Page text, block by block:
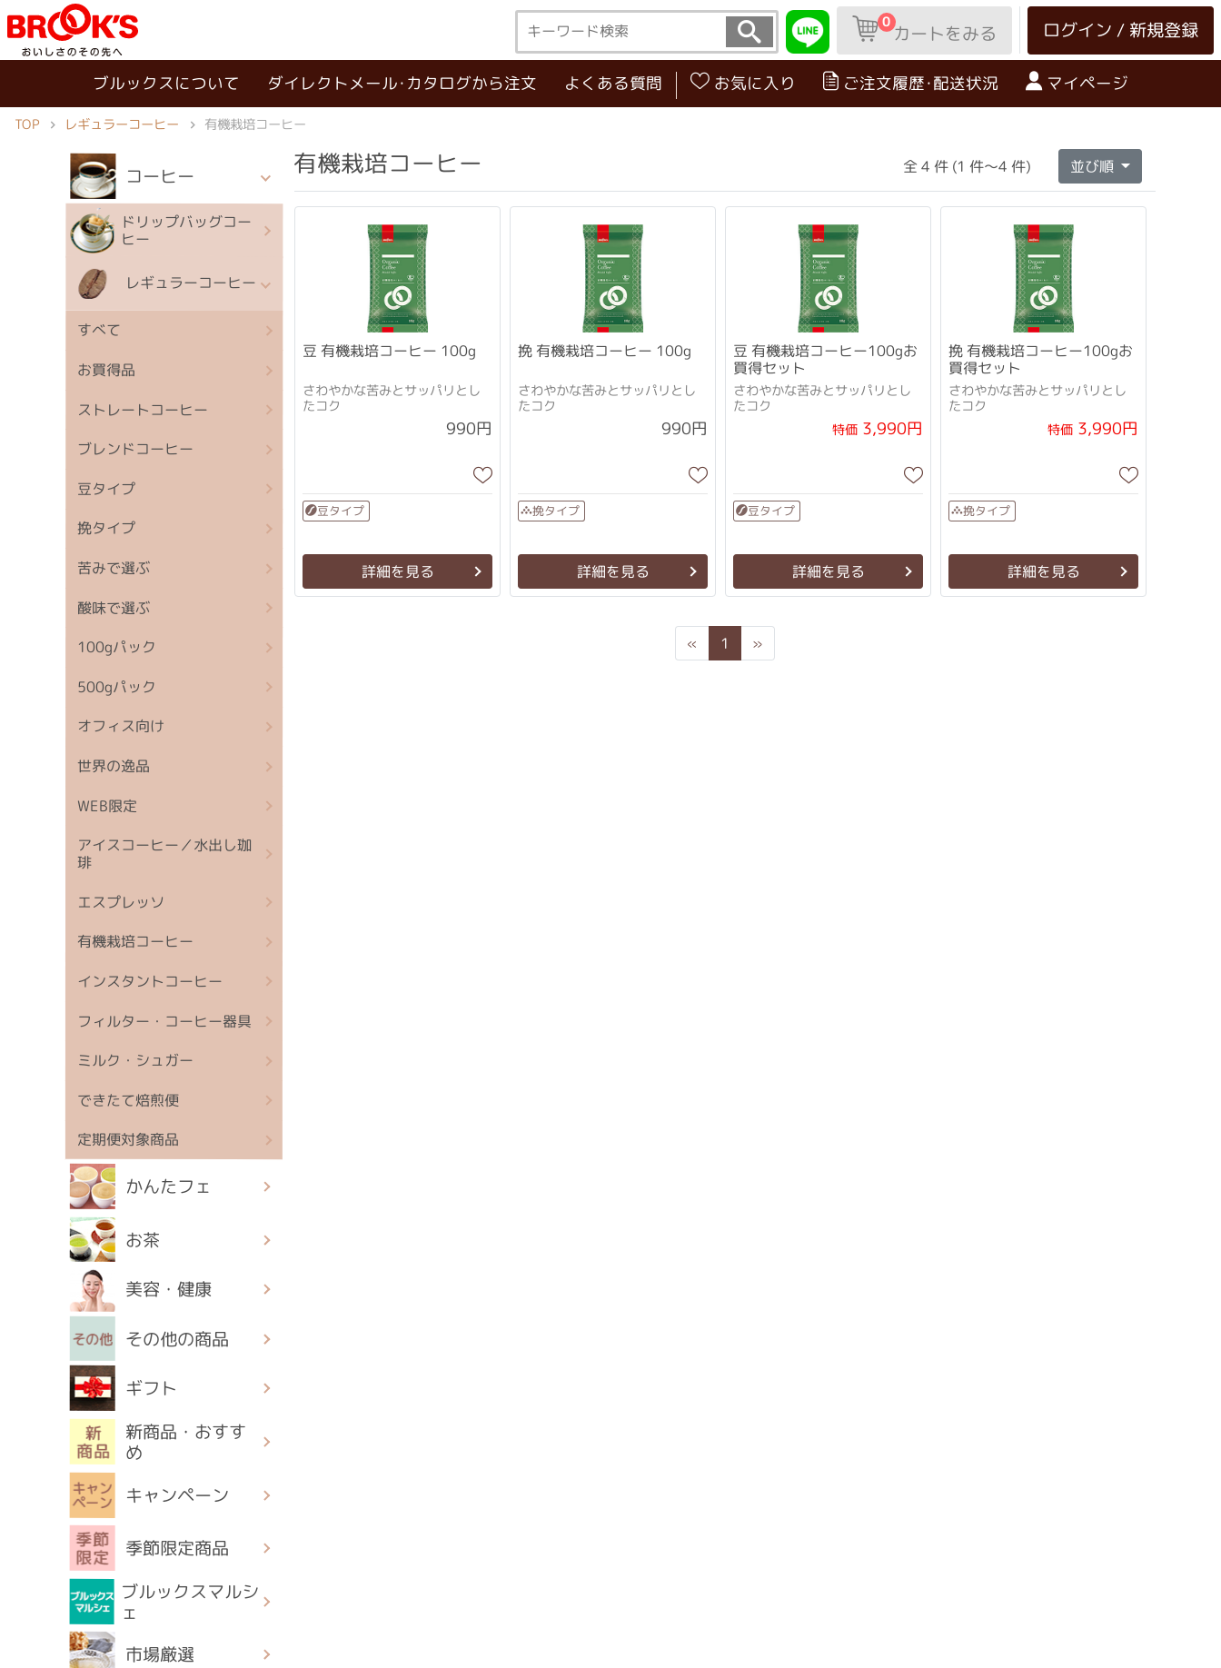
ログイン / 新規登録
0カートをみる
ブルックスについて ダイレクトメール･カタログから注文 よくある質問 お気に入り ご注文履歴･配送状況 マイページ
TOP レギュラーコーヒー 有機栽培コーヒー
コーヒー
ドリップバッグコー
ヒー
レギュラーコーヒー
すべて
お買得品
ストレートコーヒー
ブレンドコーヒー
豆タイプ
挽タイプ
苦みで選ぶ
酸味で選ぶ
100gパック
500gパック
オフィス向け
世界の逸品
WEB限定
アイスコーヒー／水出し珈
琲
エスプレッソ
有機栽培コーヒー
インスタントコーヒー
フィルター・コーヒー器具
ミルク・シュガー
できたて焙煎便
定期便対象商品
かんたフェ
お茶
美容・健康
その他の商品
ギフト
新商品・おすす
め
キャンペーン
季節限定商品
ブルックスマルシ
ェ
市場厳選
有機栽培コーヒー 全 4 件 (1 件～4 件) 並び順
豆 有機栽培コーヒー 100g
さわやかな苦みとサッパリとし
たコク
990円
豆タイプ
詳細を見る
挽 有機栽培コーヒー 100g
さわやかな苦みとサッパリとし
たコク
990円
挽タイプ
詳細を見る
豆 有機栽培コーヒー100gお
買得セット
さわやかな苦みとサッパリとし
たコク
特価 3,990円
豆タイプ
詳細を見る
挽 有機栽培コーヒー100gお
買得セット
さわやかな苦みとサッパリとし
たコク
特価 3,990円
挽タイプ
詳細を見る
« Previous
1 »Next